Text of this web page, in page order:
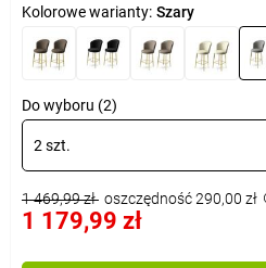
Kolorowe warianty: Szary
Do wyboru (2)
2 szt.
1 469,99 zł oszczędność 290,00 zł
1 179,99 zł